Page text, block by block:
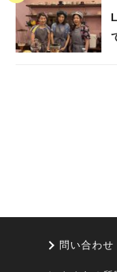
問い合わせ